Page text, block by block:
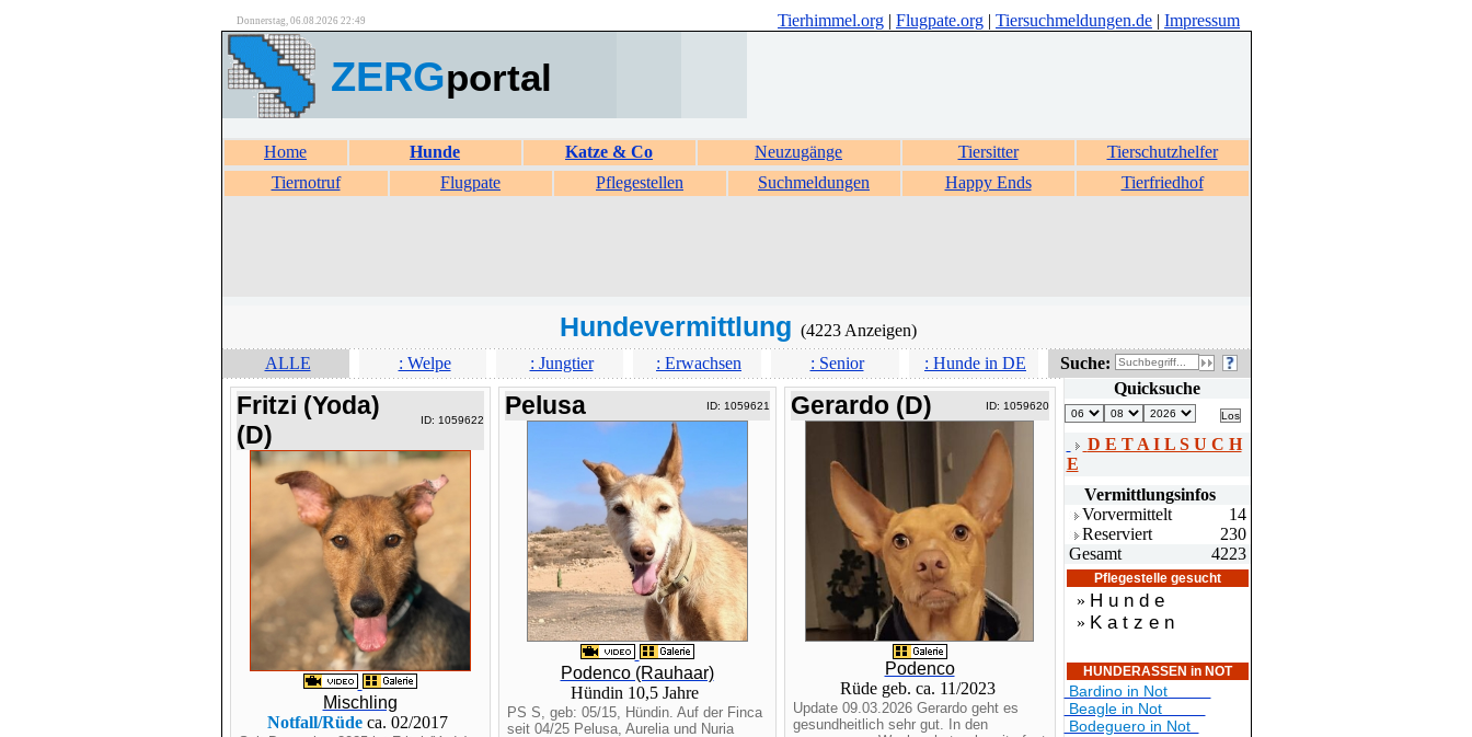
Donnerstag, 06.08.2026 22:49 Tierhimmel.org | Flugpate.org | Tiersuchmeldungen.de | Impressum
ZERGportal
Home Hunde Katze & Co Neuzugänge Tiersitter
Tierschutzhelfer
Tiernotruf
Flugpate Pflegestellen Suchmeldungen Happy Ends Tierfriedhof
Hundevermittlung (4223 Anzeigen)
ALLE
: Welpe : Jungtier : Erwachsen : Senior : Hunde in DE Suche:
Fritzi (Yoda)
(D)
ID: 1059622
Mischling
Notfall/Rüde ca. 02/2017
Pelusa ID: 1059621
Podenco (Rauhaar)
Hündin 10,5 Jahre
PS S, geb: 05/15, Hündin. Auf der Finca
seit 04/25 Pelusa, Aurelia und Nuria
Gerardo (D) ID: 1059620
Podenco
Rüde geb. ca. 11/2023
Update 09.03.2026 Gerardo geht es
gesundheitlich sehr gut. In den
Quicksuche
D E T A I L S U C H
E
Vermittlungsinfos
Vorvermittelt
14
Reserviert
230
Gesamt
4223
Pflegestelle gesucht
» H u n d e
» K a t z e n
HUNDERASSEN in NOT
Bardino in Not
Beagle in Not
Bodeguero in Not